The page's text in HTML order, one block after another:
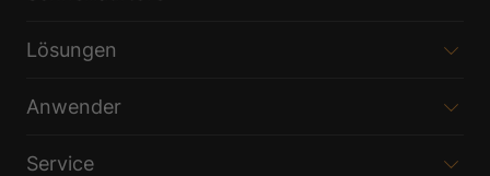
Lösungen
Anwender
Service